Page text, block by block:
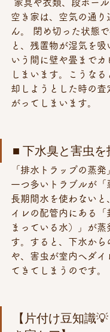
空き家は、空気の通り
ん。 閉め切った状態
と、残置物が湿気を吸
いう間に壁や畳までカ
しまいます。こうな
却しようとした時の査
がってしまいます。
■ 下水臭と害虫を
「排水トラップの蒸発
一つ多いトラブルが「
長期間水を使わないと
イレの配管内にある「
まっている水）」が蒸
す。すると、下水から
や、害虫が室内へダイ
てきてしまうのです。
【片付け豆知識